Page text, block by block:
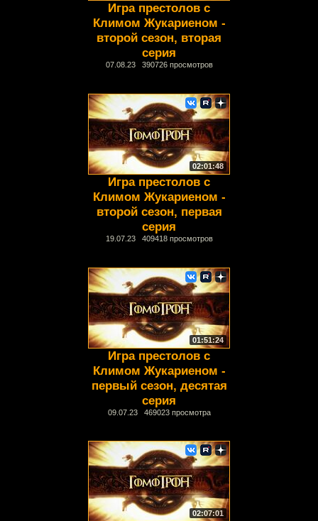
Игра престолов с
Климом Жукариеном -
второй сезон, вторая
серия
07.08.23 390726 просмотров
02:01:48
Игра престолов с
Климом Жукариеном -
второй сезон, первая
серия
19.07.23 409418 просмотров
01:51:24
Игра престолов с
Климом Жукариеном -
первый сезон, десятая
серия
09.07.23 469023 просмотра
02:07:01